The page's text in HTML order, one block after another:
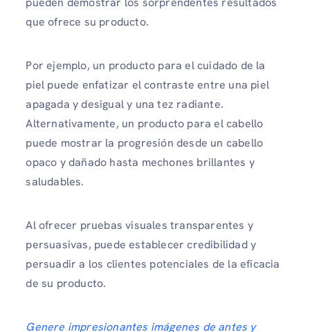
que ofrece su producto.
Por ejemplo, un producto para el cuidado de la
piel puede enfatizar el contraste entre una piel
apagada y desigual y una tez radiante.
Alternativamente, un producto para el cabello
puede mostrar la progresión desde un cabello
opaco y dañado hasta mechones brillantes y
saludables.
Al ofrecer pruebas visuales transparentes y
persuasivas, puede establecer credibilidad y
persuadir a los clientes potenciales de la eficacia
de su producto.
Genere impresionantes imágenes de antes y